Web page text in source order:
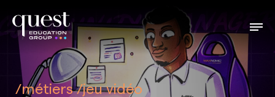
métiers jeu vidéo